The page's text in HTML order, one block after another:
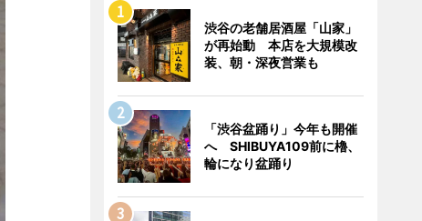
渋谷の老舗居酒屋「山家」
が再始動 本店を大規模改
装、朝・深夜営業も
「渋谷盆踊り」今年も開催
へ SHIBUYA109前に櫓、
輪になり盆踊り